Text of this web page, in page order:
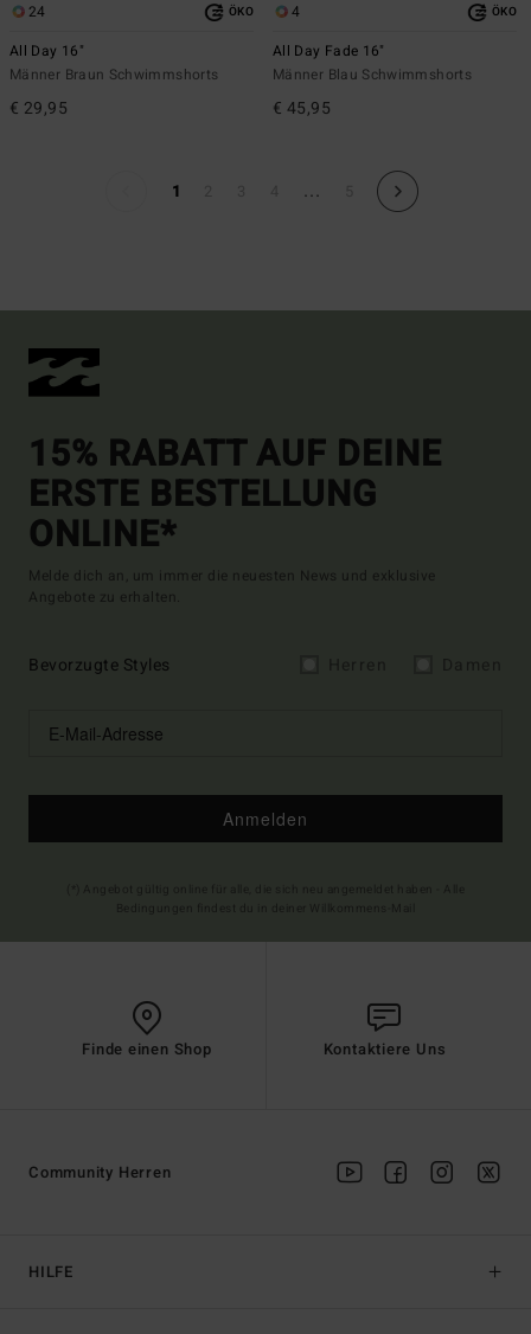
24 ÖKO
All Day 16"
Männer Braun Schwimmshorts
€ 29,95
4 ÖKO
All Day Fade 16"
Männer Blau Schwimmshorts
€ 45,95
1 ...
15% RABATT AUF DEINE
ERSTE BESTELLUNG
ONLINE*
Melde dich an, um immer die neuesten News und exklusive
Angebote zu erhalten.
Bevorzugte Styles
Anmelden
Finde einen Shop Kontaktiere Uns
HILFE
Community Herren